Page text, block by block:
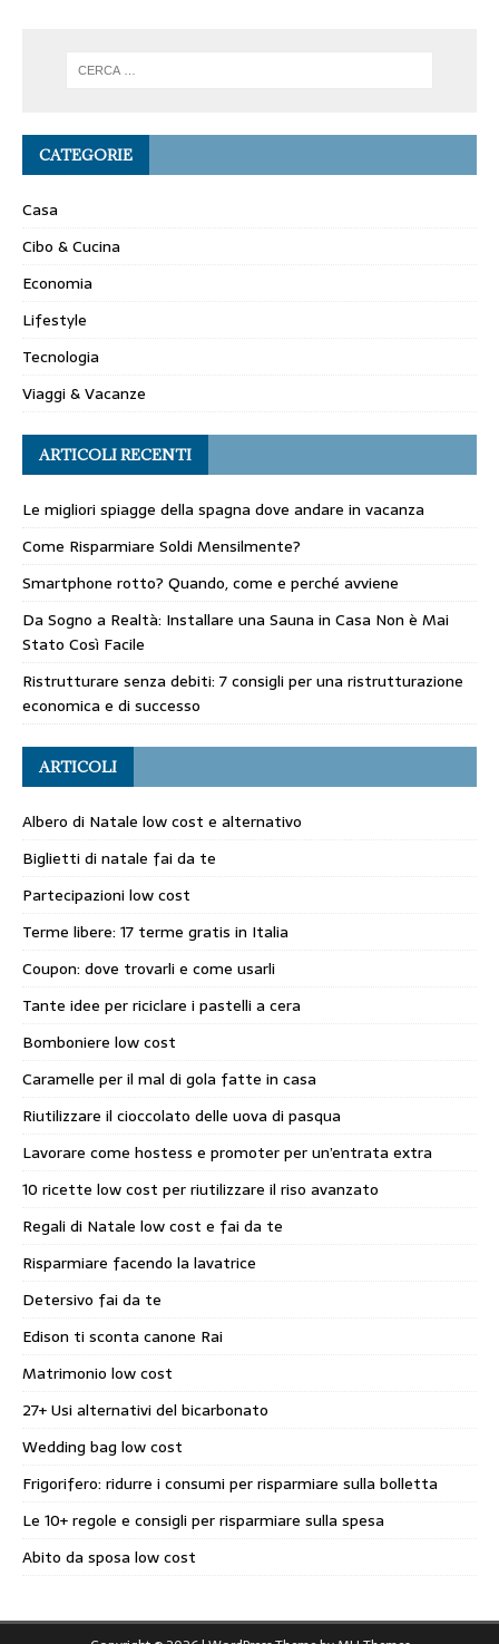
CATEGORIE
Casa
Cibo & Cucina
Economia
Lifestyle
Tecnologia
Viaggi & Vacanze
ARTICOLI RECENTI
Le migliori spiagge della spagna dove andare in vacanza
Come Risparmiare Soldi Mensilmente?
Smartphone rotto? Quando, come e perché avviene
Da Sogno a Realtà: Installare una Sauna in Casa Non è Mai
Stato Così Facile
Ristrutturare senza debiti: 7 consigli per una ristrutturazione
economica e di successo
ARTICOLI
Albero di Natale low cost e alternativo
Biglietti di natale fai da te
Partecipazioni low cost
Terme libere: 17 terme gratis in Italia
Coupon: dove trovarli e come usarli
Tante idee per riciclare i pastelli a cera
Bomboniere low cost
Caramelle per il mal di gola fatte in casa
Riutilizzare il cioccolato delle uova di pasqua
Lavorare come hostess e promoter per un’entrata extra
10 ricette low cost per riutilizzare il riso avanzato
Regali di Natale low cost e fai da te
Risparmiare facendo la lavatrice
Detersivo fai da te
Edison ti sconta canone Rai
Matrimonio low cost
27+ Usi alternativi del bicarbonato
Wedding bag low cost
Frigorifero: ridurre i consumi per risparmiare sulla bolletta
Le 10+ regole e consigli per risparmiare sulla spesa
Abito da sposa low cost